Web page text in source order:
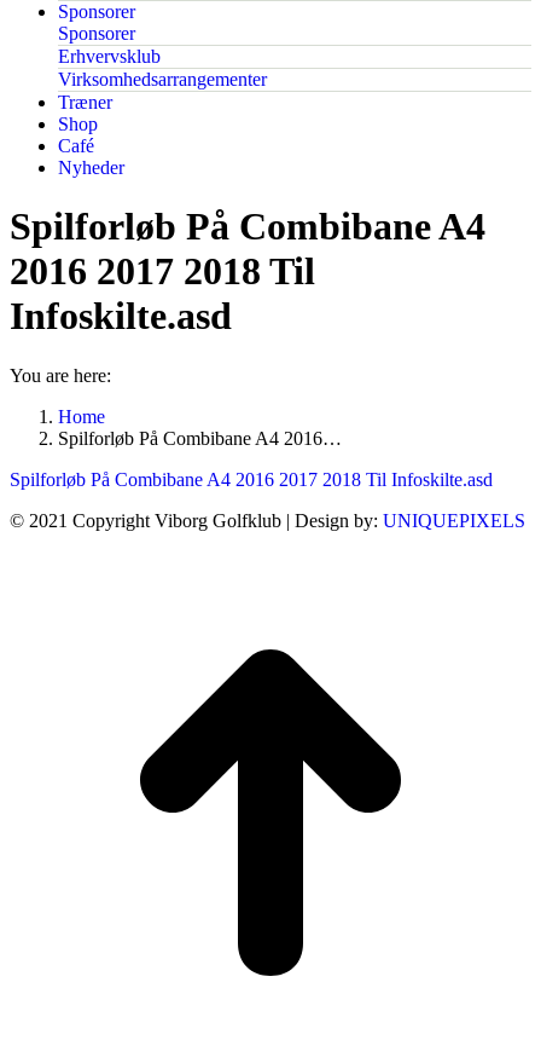
Sponsorer
Sponsorer
Erhvervsklub
Virksomhedsarrangementer
Træner
Shop
Café
Nyheder
Spilforløb På Combibane A4
2016 2017 2018 Til
Infoskilte.asd
You are here:
Home
Spilforløb På Combibane A4 2016…
Spilforløb På Combibane A4 2016 2017 2018 Til Infoskilte.asd
© 2021 Copyright Viborg Golfklub | Design by: UNIQUEPIXELS